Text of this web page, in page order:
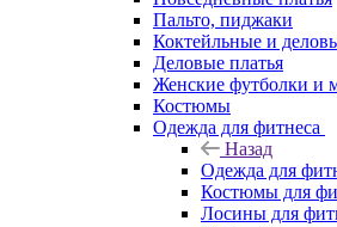
Пальто, пиджаки
Коктейльные и
Деловые платья
Женские футболки и
Костюмы
Одежда для фитнеса
Назад
Одежда для
Костюмы для
Лосины для